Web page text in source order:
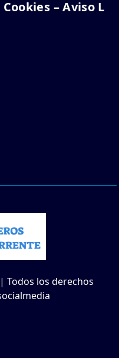
– Aviso L
Todos los derechos